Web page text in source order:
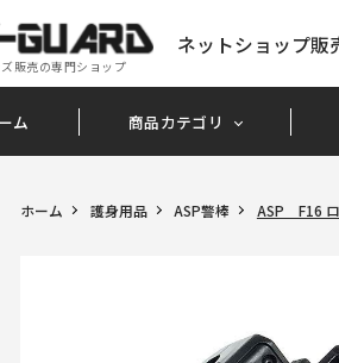
販売の専門ショップ
ネットショップ販
ム 商品カテゴリ
ホーム 護身用品 ASP警棒 ASP F16